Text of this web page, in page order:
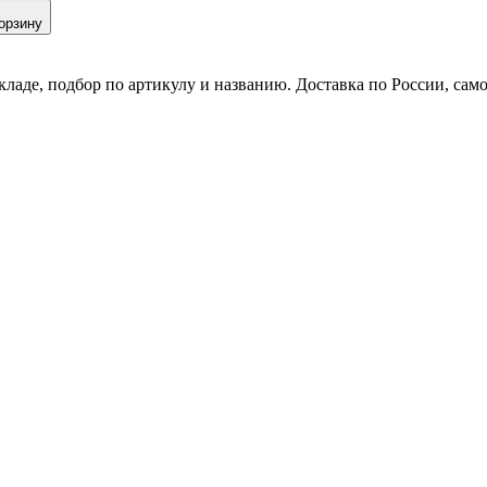
подбор по артикулу и названию. Доставка по России,